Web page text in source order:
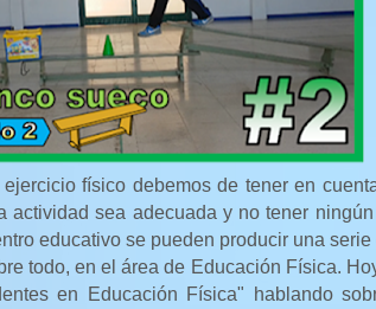
físico debemos de tener en
actividad sea adecuada y no tener
educativo se pueden producir una
todo, en el área de Educación Física.
en Educación Física" hablando